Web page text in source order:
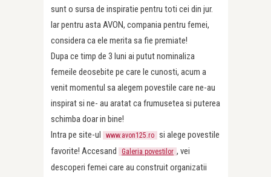
sunt o sursa de inspiratie pentru toti cei din jur.
Iar pentru asta AVON, compania pentru femei,
considera ca ele merita sa fie premiate!
Dupa ce timp de 3 luni ai putut nominaliza
femeile deosebite pe care le cunosti, acum a
venit momentul sa alegem povestile care ne-au
inspirat si ne- au aratat ca frumusetea si puterea
schimba doar in bine!
Intra pe site-ul
www.avon125.ro si alege povestile
favorite! Accesand
Galeria povestilor , vei
descoperi femei care au construit organizatii